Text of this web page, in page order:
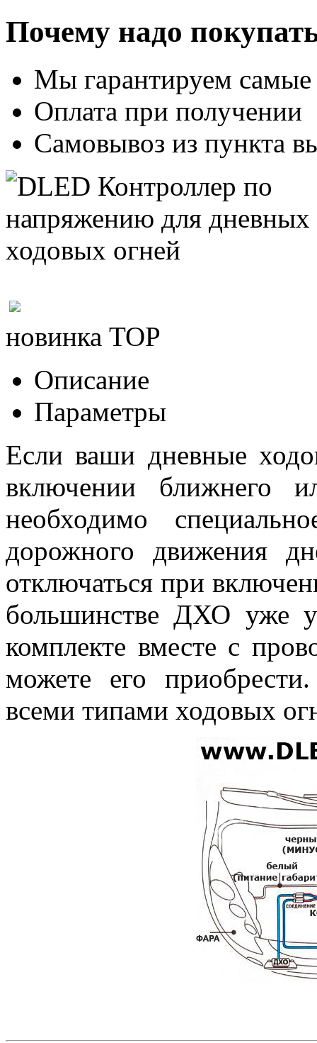
Почему надо
Мы гарантируем
Оплата при получении
Самовывоз из пункта
новинка TOP
Описание
Параметры
Если ваши дневные
включении ближнего
необходимо
дорожного движения
отключаться при
большинстве ДХО уже
комплекте вместе с
можете его
всеми типами ходовых